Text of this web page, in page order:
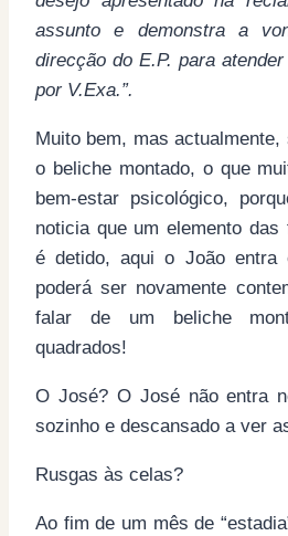
assunto e demonstra a
direcção do E.P. para
por V.Exa.”.
Muito bem, mas
o beliche montado, o que
bem-estar psicológico,
noticia que um elemento
é detido, aqui o João entra
poderá ser novamente
falar de um beliche
quadrados!
O José? O José não entra
sozinho e descansado a ver
Rusgas às celas?
Ao fim de um mês de